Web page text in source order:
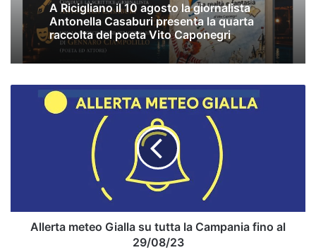
A Ricigliano il 10 agosto la giornalista
Antonella Casaburi presenta la quarta
raccolta del poeta Vito Caponegri
al
29/08/23
Allerta meteo Gialla su tutta la Campania fino al
29/08/23